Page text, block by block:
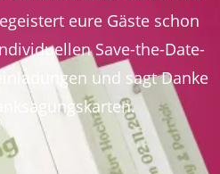
eure Gäste schon
Save-the-Date-
und sagt Danke